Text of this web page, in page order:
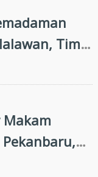
Tim
Kaki
Makam
Pekanbaru,
Kematian